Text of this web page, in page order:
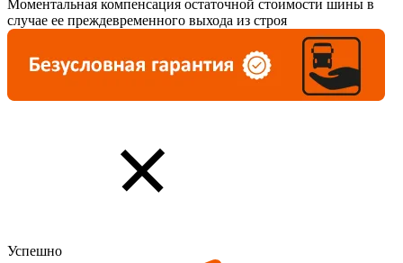
Моментальная компенсация остаточной стоимости шины в
случае ее преждевременного выхода из строя
Успешно